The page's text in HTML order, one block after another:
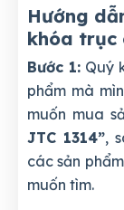
Hướng
khóa trục
Bước 1:Quý
phẩm mà
muốn mua
JTC 1314”,
các sản
muốn tìm.